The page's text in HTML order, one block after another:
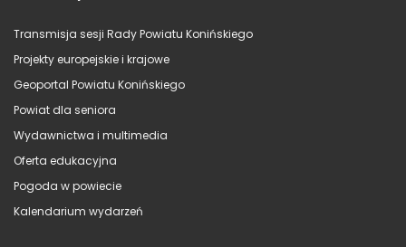
Transmisja sesji Rady Powiatu Konińskiego
Projekty europejskie i krajowe
Geoportal Powiatu Konińskiego
Powiat dla seniora
Wydawnictwa i multimedia
Oferta edukacyjna
Pogoda w powiecie
Kalendarium wydarzeń